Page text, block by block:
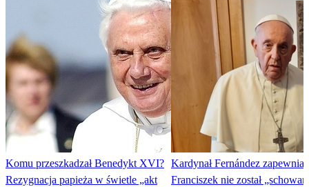
Komu przeszkadzał Benedykt XVI?
Rezygnacja papieża w świetle „akt
Kardynał Fernández zapewnia:
Franciszek nie został